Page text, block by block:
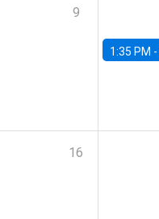
9
1:35 PM -
16